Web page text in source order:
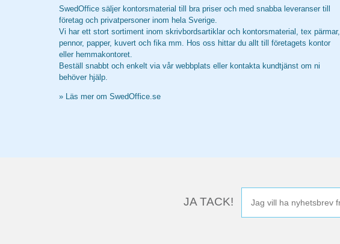
SwedOffice säljer kontorsmaterial till bra priser och med snabba leveranser till
företag och privatpersoner inom hela Sverige.
Vi har ett stort sortiment inom skrivbordsartiklar och kontorsmaterial, tex pärmar,
pennor, papper, kuvert och fika mm. Hos oss hittar du allt till företagets kontor
eller hemmakontoret.
Beställ snabbt och enkelt via vår webbplats eller kontakta kundtjänst om ni
behöver hjälp.
» Läs mer om SwedOffice.se
JA TACK!